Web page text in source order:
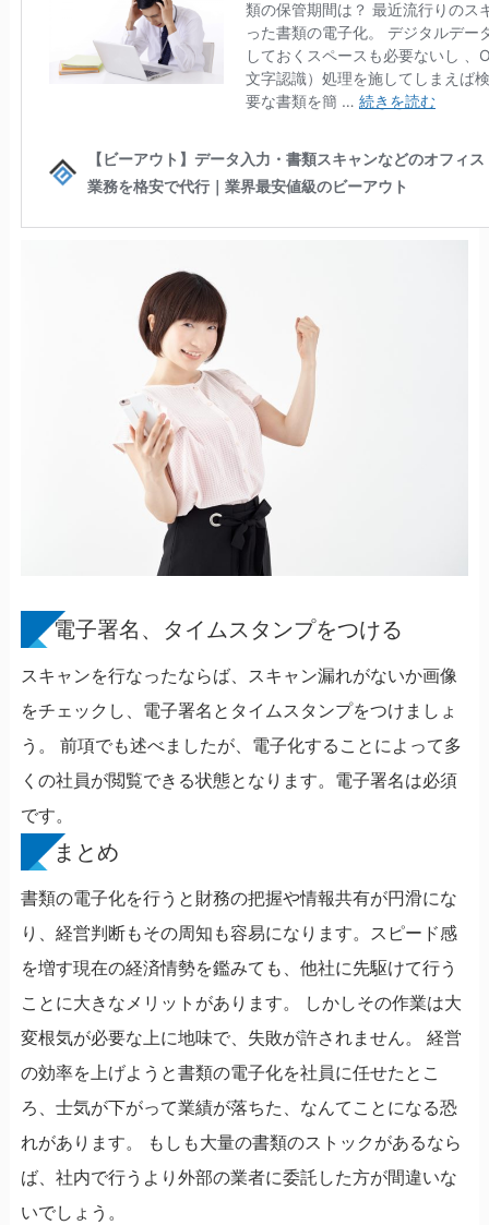
電子署名、タイムスタンプをつける
スキャンを行なったならば、スキャン漏れがないか画像
をチェックし、電子署名とタイムスタンプをつけましょ
う。 前項でも述べましたが、電子化することによって多
くの社員が閲覧できる状態となります。電子署名は必須
です。
まとめ
書類の電子化を行うと財務の把握や情報共有が円滑にな
り、経営判断もその周知も容易になります。スピード感
を増す現在の経済情勢を鑑みても、他社に先駆けて行う
ことに大きなメリットがあります。 しかしその作業は大
変根気が必要な上に地味で、失敗が許されません。 経営
の効率を上げようと書類の電子化を社員に任せたとこ
ろ、士気が下がって業績が落ちた、なんてことになる恐
れがあります。 もしも大量の書類のストックがあるなら
ば、社内で行うより外部の業者に委託した方が間違いな
いでしょう。